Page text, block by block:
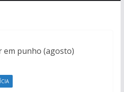
em punho (agosto)